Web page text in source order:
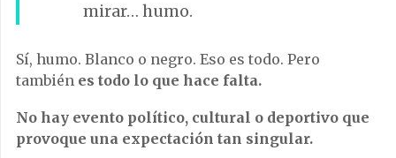
mirar… humo.
Sí, humo. Blanco o negro. Eso es todo. Pero
también es todo lo que hace falta.
No hay evento político, cultural o deportivo que
provoque una expectación tan singular.